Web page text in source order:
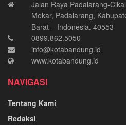
Jalan Raya Padalarang-
Mekar, Padalarang,
Barat – Indonesia. 40553
0899.862.5050
info@kotabandung.id
www.kotabandung.id
NAVIGASI
Tentang Kami
Redaksi